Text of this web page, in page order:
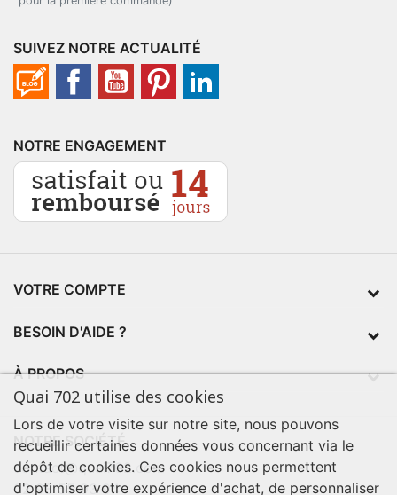
SUIVEZ NOTRE ACTUALITÉ
NOTRE ENGAGEMENT
VOTRE COMPTE
BESOIN D'AIDE ?
À PROPOS
NOTRE SOCIÉTÉ
contact@quai702.com
02 98 55 93 94
Quai 702 utilise des cookies
Lors de votre visite sur notre site, nous pouvons
recueillir certaines données vous concernant via le
dépôt de cookies. Ces cookies nous permettent
d'optimiser votre expérience d'achat, de personnaliser